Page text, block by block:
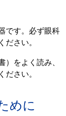
です。必ず眼科
さい。
をよく読み、
さい。
めに